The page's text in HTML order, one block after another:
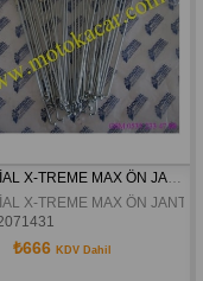
ORJİNAL
MONDİAL X-TREME MAX ÖN JANT TELİ 3-5X230 ORJİNAL
X-TREME MAX ÖN JANT
₺666 KDV Dahil